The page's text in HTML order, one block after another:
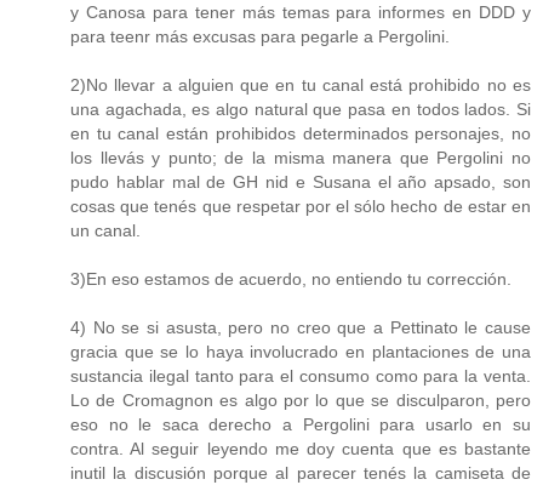
y Canosa para tener más temas para informes en DDD y
para teenr más excusas para pegarle a Pergolini.
2)No llevar a alguien que en tu canal está prohibido no es
una agachada, es algo natural que pasa en todos lados. Si
en tu canal están prohibidos determinados personajes, no
los llevás y punto; de la misma manera que Pergolini no
pudo hablar mal de GH nid e Susana el año apsado, son
cosas que tenés que respetar por el sólo hecho de estar en
un canal.
3)En eso estamos de acuerdo, no entiendo tu corrección.
4) No se si asusta, pero no creo que a Pettinato le cause
gracia que se lo haya involucrado en plantaciones de una
sustancia ilegal tanto para el consumo como para la venta.
Lo de Cromagnon es algo por lo que se disculparon, pero
eso no le saca derecho a Pergolini para usarlo en su
contra. Al seguir leyendo me doy cuenta que es bastante
inutil la discusión porque al parecer tenés la camiseta de